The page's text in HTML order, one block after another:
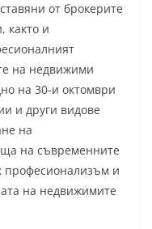
от брокерите
както и
на недвижими
на 30-и октомври
и други видове
на
на съвременните
професионализъм и
на недвижимите